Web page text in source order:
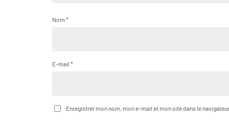
Nom *
E-mail *
Enregistrer mon nom, mon e-mail et mon site dans le